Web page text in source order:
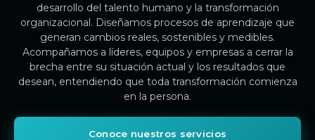
desarrollo del talento humano y la transformación
organizacional. Diseñamos procesos de aprendizaje que
generan cambios reales, sostenibles y medibles.
Acompañamos a líderes, equipos y empresas a cerrar la
brecha entre su situación actual y los resultados que
desean, entendiendo que toda transformación comienza
en la persona.
Conoce nuestros servicios